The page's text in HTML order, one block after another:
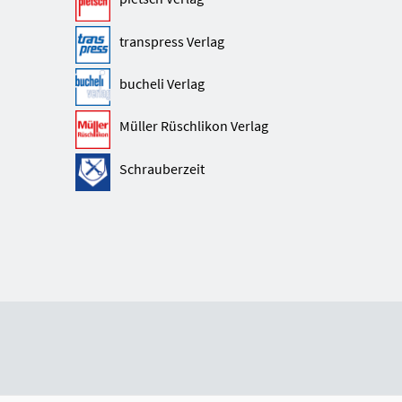
transpress Verlag
bucheli Verlag
Müller Rüschlikon Verlag
Schrauberzeit